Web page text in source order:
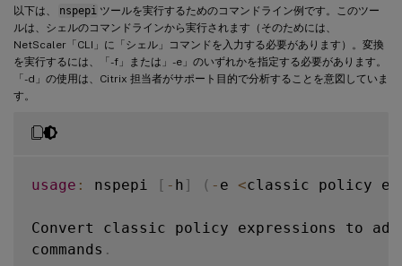
add rewrite policy fpol1 TRUE RESET
add responder policy fpol2 TRUE RESET
#bind lb vserver v2_http -policyName
#bind cs vserver csv2_http -policyName
bind rewrite global
bind responder global NOPOLICY
bind cs vserver csv1_http -policyName
以下は、 nspepi ツールを実行するためのコマンドライン例です。このツー
ルは、シェルのコマンドラインから実行されます（そのためには、
NetScaler「CLI」に「シェル」コマンドを入力する必要があります）。変換
を実行するには、「-f」または」-e」のいずれかを指定する必要があります。
「-d」の使用は、Citrix 担当者がサポート目的で分析することを意図していま
す。
usage : nspepi [ - h ] ( - e <classic policy
Convert classic policy expressions to
commands .